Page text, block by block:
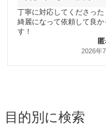
丁寧に対応してくださった
綺麗になって依頼して良か
す！
2026年
目的別に検索